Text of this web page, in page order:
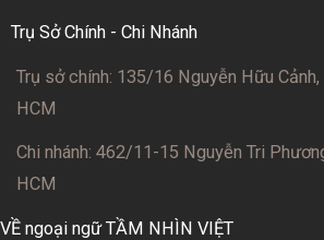
Trụ Sở Chính - Chi Nhánh
Trụ sở chính: 135/16 Nguyễn Hữu Cảnh,
HCM
Chi nhánh: 462/11-15 Nguyễn Tri
HCM
VỀ ngoại ngữ TẦM NHÌN VIỆT